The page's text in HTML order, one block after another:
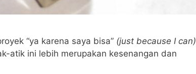
“ya karena saya bisa” (just because I can)
atik ini lebih merupakan kesenangan dan